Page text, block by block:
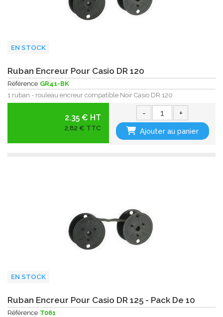
EN STOCK
Ruban Encreur Pour Casio DR 120
Référence GR41-BK
1 ruban - rouleau encreur compatible Noir Casio DR 120
2.35 € HT
2,82 € TTC
- +
Ajouter au panier
EN STOCK
Ruban Encreur Pour Casio DR 125 - Pack De 10
Référence T061